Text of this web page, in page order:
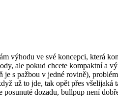
výhodu ve své koncepci, která
ale pokud chcete kompaktní a
s pažbou v jedné rovině),
už to jde, tak opět přes všelijaká
dozadu, bullpup není